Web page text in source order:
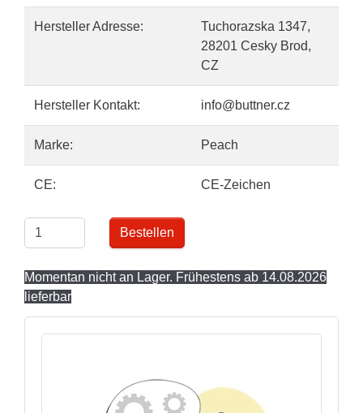
Hersteller Adresse:
Tuchorazska 1347,
28201 Cesky Brod,
CZ
Hersteller Kontakt: info@buttner.cz
Marke: Peach
CE: CE-Zeichen
Bestellen
Momentan nicht an Lager. Frühestens ab 14.08.2026
lieferbar